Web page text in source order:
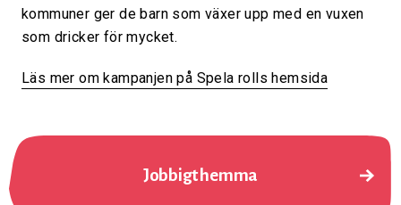
kommuner ger de barn som växer upp med en vuxen
som dricker för mycket.
Läs mer om kampanjen på Spela rolls hemsida
Jobbigt hemma